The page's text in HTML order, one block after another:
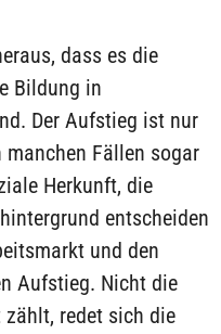
dass es die
Bildung in
Der Aufstieg ist nur
Fällen sogar
Herkunft, die
entscheiden
und den
Aufstieg. Nicht die
redet sich die